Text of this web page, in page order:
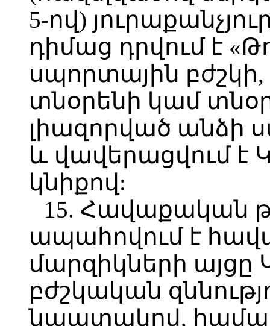
5-ով)
դիմաց դրվում է
սպորտային
տնօրենի կամ
լիազորված անձի
և վավերացվում է
կնիքով:
15. Հավաքական
ապահովում է
մարզիկների այցը
բժշկական
նպատակով,